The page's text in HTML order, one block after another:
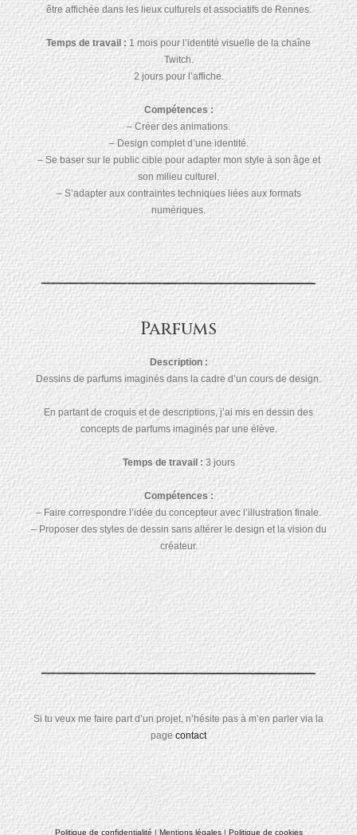
être affichée dans les lieux culturels et associatifs de Rennes.
Temps de travail : 1 mois pour l’identité visuelle de la chaîne
Twitch.
2 jours pour l’affiche.
Compétences :
– Créer des animations.
– Design complet d’une identité.
– Se baser sur le public cible pour adapter mon style à son âge et
son milieu culturel.
– S’adapter aux contraintes techniques liées aux formats
numériques.
Parfums
Description :
Dessins de parfums imaginés dans la cadre d’un cours de design.
En partant de croquis et de descriptions, j’ai mis en dessin des
concepts de parfums imaginés par une élève.
Temps de travail : 3 jours
Compétences :
– Faire correspondre l’idée du concepteur avec l’illustration finale.
– Proposer des styles de dessin sans altérer le design et la vision du
créateur.
Si tu veux me faire part d’un projet, n’hésite pas à m’en parler via la
page contact
Politique de confidentialité| Mentions légales| Politique de cookies